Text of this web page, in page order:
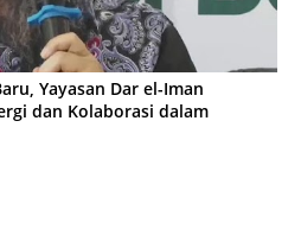
Yayasan Dar el-Iman
dan Kolaborasi dalam